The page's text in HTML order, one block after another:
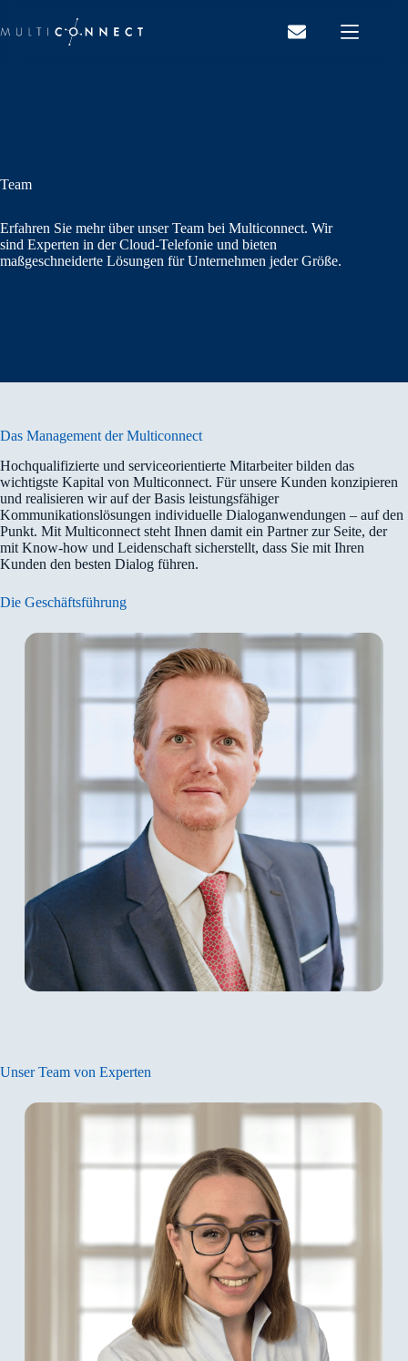
springen
Team
Erfahren Sie mehr über unser Team bei Multiconnect. Wir
sind Experten in der Cloud-Telefonie und bieten
maßgeschneiderte Lösungen für Unternehmen jeder Größe.
Das Management der Multiconnect
Hochqualifizierte und serviceorientierte Mitarbeiter bilden das
wichtigste Kapital von Multiconnect. Für unsere Kunden konzipieren
und realisieren wir auf der Basis leistungsfähiger
Kommunikationslösungen individuelle Dialoganwendungen – auf den
Punkt. Mit Multiconnect steht Ihnen damit ein Partner zur Seite, der
mit Know-how und Leidenschaft sicherstellt, dass Sie mit Ihren
Kunden den besten Dialog führen.
Die Geschäftsführung
Christian Anton v. Banhans
Ltd. Er verfügt über detailliertes
Branchenwissen dank seiner jahrelangen
Telekommunikation und IT. Er war bei spusu
(Mass Response Service GmbH) in Wien
Business Development Manager tätig. Seine
berufliche Laufbahn begann er als IT
Consultant und Auditor in Partnerschaft mit
einer renommierten
Wirtschaftsprüfungskanzlei in Wien.
Unser Team von Experten
Lara Germann